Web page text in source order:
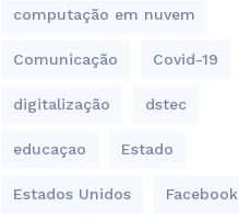
computação em nuvem
Comunicação Covid-19
digitalização dstec
educaçao Estado
Estados Unidos Facebook